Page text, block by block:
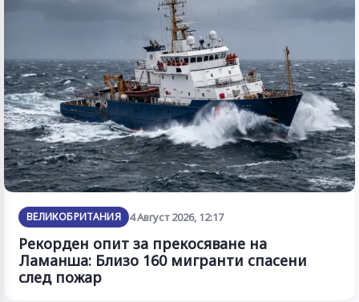
ВЕЛИКОБРИТАНИЯ 4 Август 2026, 12:17
Рекорден опит за прекосяване на
Ламанша: Близо 160 мигранти спасени
след пожар